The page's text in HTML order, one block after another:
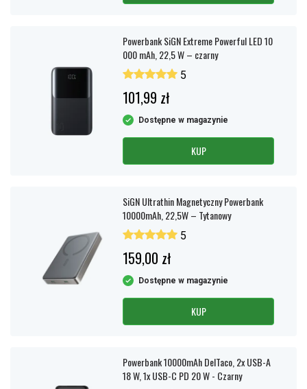
Powerbank SiGN Extreme Powerful LED 10
000 mAh, 22,5 W – czarny
5
101,99 zł
Dostępne w magazynie
KUP
SiGN Ultrathin Magnetyczny Powerbank
10000mAh, 22,5W – Tytanowy
5
159,00 zł
Dostępne w magazynie
KUP
Powerbank 10000mAh DelTaco, 2x USB-A
18 W, 1x USB-C PD 20 W - Czarny